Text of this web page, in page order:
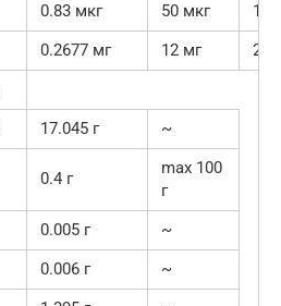
0.83 мкг 50 мкг
0.2677 мг 12 мг
17.045 г
~
0.4 г
max 100
г
0.005 г
~
0.006 г
~